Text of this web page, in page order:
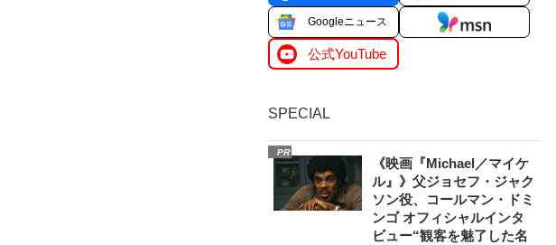
Googleニュース
公式YouTube
SPECIAL
PR
《映画『Michael／マイケ
ル』》父ジョセフ・ジャク
ソン役、コールマン・ドミ
ンゴ オフィシャルインタ
ビュー“観客を魅了した名